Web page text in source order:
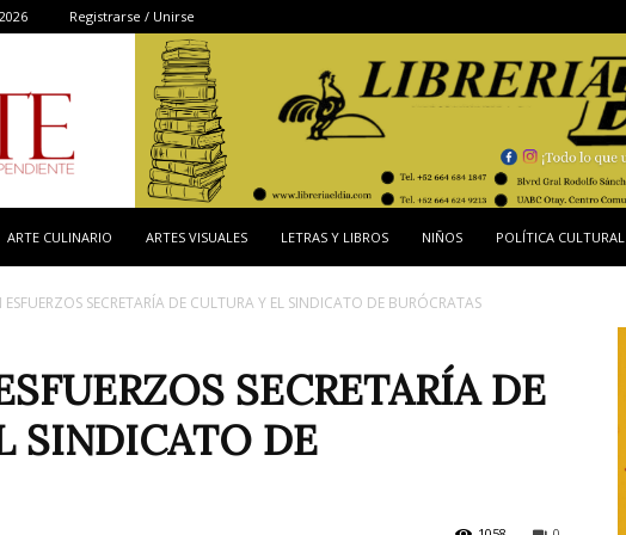
Registrarse / Unirse
ARTE CULINARIO ARTES VISUALES LETRAS Y LIBROS NIÑOS POLÍTICA CULTURAL
SECRETARÍA DE CULTURA Y EL SINDICATO DE BURÓCRATAS
SECRETARÍA DE
SINDICATO DE